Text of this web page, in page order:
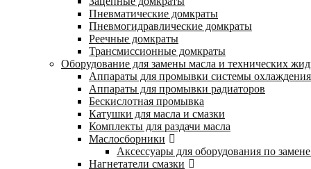
Пневматические домкраты
Пневмогидравлические домкраты
Реечные домкраты
Трансмиссионные домкраты
Оборудование для замены масла и технических
Аппараты для промывки системы охлаждения
Аппараты для промывки радиаторов
Бескислотная промывка
Катушки для масла и смазки
Комплекты для раздачи масла
Маслосборники
Аксессуары для оборудования по
Нагнетатели смазки